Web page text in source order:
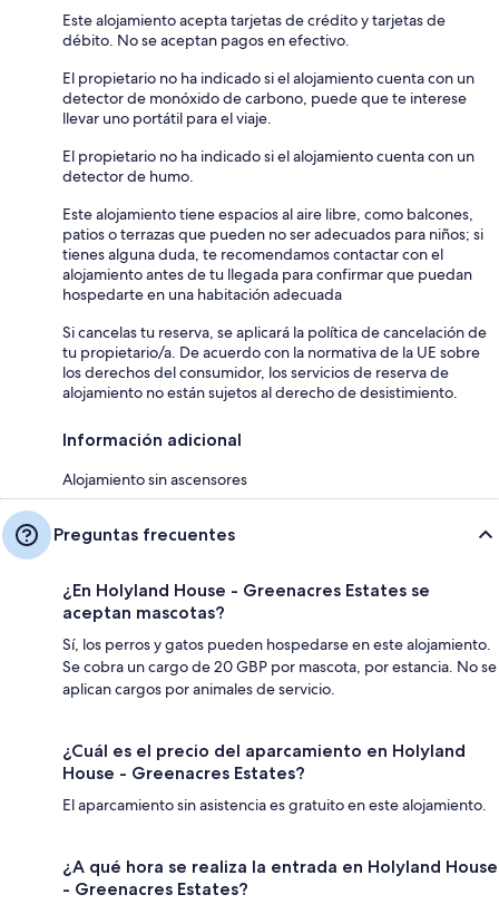
Este alojamiento acepta tarjetas de crédito y tarjetas de
débito. No se aceptan pagos en efectivo.
El propietario no ha indicado si el alojamiento cuenta con un
detector de monóxido de carbono, puede que te interese
llevar uno portátil para el viaje.
El propietario no ha indicado si el alojamiento cuenta con un
detector de humo.
Este alojamiento tiene espacios al aire libre, como balcones,
patios o terrazas que pueden no ser adecuados para niños; si
tienes alguna duda, te recomendamos contactar con el
alojamiento antes de tu llegada para confirmar que puedan
hospedarte en una habitación adecuada
Si cancelas tu reserva, se aplicará la política de cancelación de
tu propietario/a. De acuerdo con la normativa de la UE sobre
los derechos del consumidor, los servicios de reserva de
alojamiento no están sujetos al derecho de desistimiento.
Información adicional
Alojamiento sin ascensores
Preguntas frecuentes
¿En Holyland House - Greenacres Estates se
aceptan mascotas?
Sí, los perros y gatos pueden hospedarse en este alojamiento.
Se cobra un cargo de 20 GBP por mascota, por estancia. No se
aplican cargos por animales de servicio.
¿Cuál es el precio del aparcamiento en Holyland
House - Greenacres Estates?
El aparcamiento sin asistencia es gratuito en este alojamiento.
¿A qué hora se realiza la entrada en Holyland House
- Greenacres Estates?